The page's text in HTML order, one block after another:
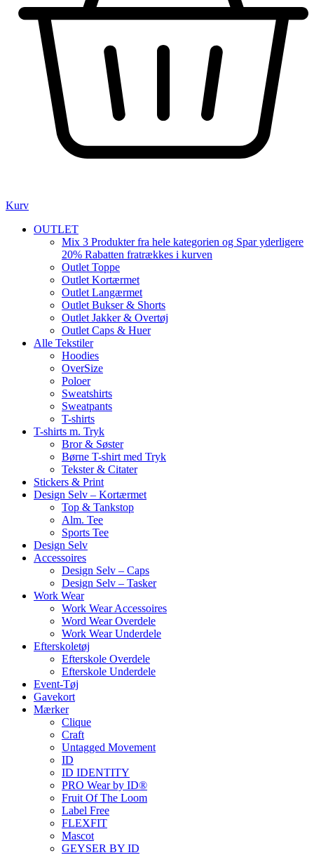
Kurv
OUTLET
Mix 3 Produkter fra hele kategorien og Spar yderligere
20% Rabatten fratrækkes i kurven
Outlet Toppe
Outlet Kortærmet
Outlet Langærmet
Outlet Bukser & Shorts
Outlet Jakker & Overtøj
Outlet Caps & Huer
Alle Tekstiler
Hoodies
OverSize
Poloer
Sweatshirts
Sweatpants
T-shirts
T-shirts m. Tryk
Bror & Søster
Børne T-shirt med Tryk
Tekster & Citater
Stickers & Print
Design Selv – Kortærmet
Top & Tankstop
Alm. Tee
Sports Tee
Design Selv
Accessoires
Design Selv – Caps
Design Selv – Tasker
Work Wear
Work Wear Accessoires
Word Wear Overdele
Work Wear Underdele
Efterskoletøj
Efterskole Overdele
Efterskole Underdele
Event-Tøj
Gavekort
Mærker
Clique
Craft
Untagged Movement
ID
ID IDENTITY
PRO Wear by ID®
Fruit Of The Loom
Label Free
FLEXFIT
Mascot
GEYSER BY ID